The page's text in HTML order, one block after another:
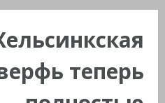
теперь